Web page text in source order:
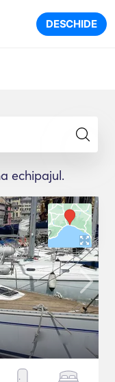
DESCHIDE
echipajul.